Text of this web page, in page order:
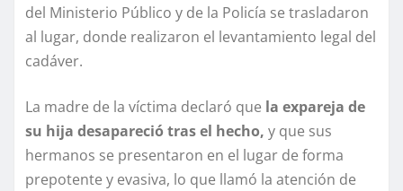
del Ministerio Público y de la Policía se trasladaron
al lugar, donde realizaron el levantamiento legal del
cadáver.
La madre de la víctima declaró que la expareja de
su hija desapareció tras el hecho, y que sus
hermanos se presentaron en el lugar de forma
prepotente y evasiva, lo que llamó la atención de